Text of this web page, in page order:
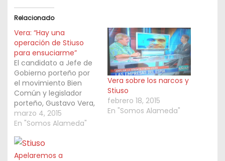
Relacionado
Vera: “Hay una
operación de Stiuso
para ensuciarme”
El candidato a Jefe de
Gobierno porteño por
el movimiento Bien
Común y legislador
porteño, Gustavo Vera,
fue entrevistado en
América 24 por
Radio Del Plata por
Gustavo Sylvestre,
marzo 4, 2015
En "Somos Alameda"
Vera sobre los narcos y
Stiuso
febrero 18, 2015
En "Somos Alameda"
Apelaremos a